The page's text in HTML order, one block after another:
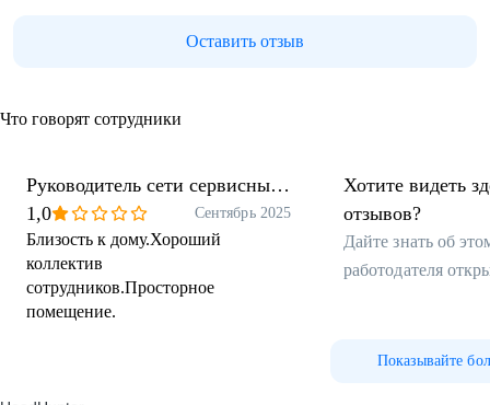
Оставить отзыв
Что говорят сотрудники
Руководитель сети сервисных
центров
1,0 Сентябрь 2025
Близость к дому.Хороший
коллектив
сотрудников.Просторное
помещение.
Хотите видеть
отзывов?
Дайте знать об
работодателя
Показывайте